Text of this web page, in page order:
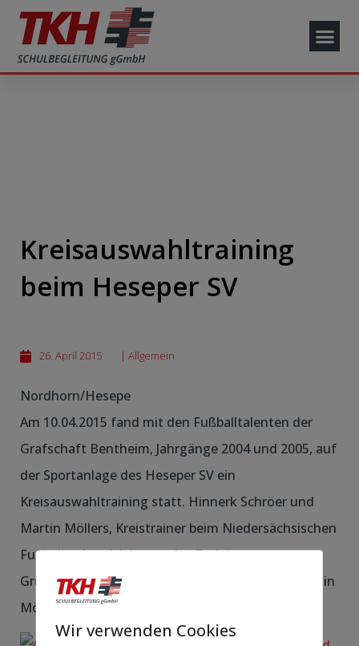
Kreisauswahltraining
beim Heseper SV
26. April 2015 | Allgemein
Nordhorn/Hesepe
Am 10.04.2015 fand mit den Fußballtalenten der
Grafschaft Bentheim, Jahrgänge 2004 und 2005, auf
der Sportanlage des Heseper SV ein
Kreisauswahltraining statt. Hinnerk Schröer und
Martin Möllers, Kreistrainer beim Niedersächsischen
Fußballverband, leiteten das Training.
Gruppenfoto mit den Auswahlspielern (Foto: Martin
Möllers).
Wir verwenden Cookies